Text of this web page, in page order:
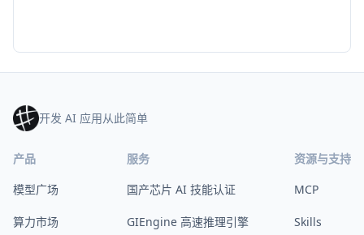
开发 AI 应用从此简单
产品
模型广场
算力市场
服务
国产芯片 AI 技能认证
GIEngine 高速推理引擎
资源与支持
MCP
Skills